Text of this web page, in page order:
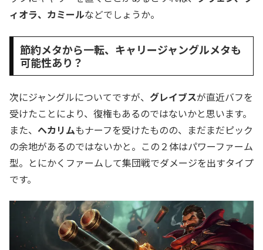
ィオラ、カミールなどでしょうか。
節約メタから一転、キャリージャングルメタも
可能性あり？
次にジャングルについてですが、 グレイブスが直近バフを
受けたことにより、復権もあるのではないかと思います。
また、 ヘカリムもナーフを受けたものの、まだまだピック
の余地があるのではないかと。この２体はパワーファーム
型。とにかくファームして集団戦でダメージを出すタイプ
です。